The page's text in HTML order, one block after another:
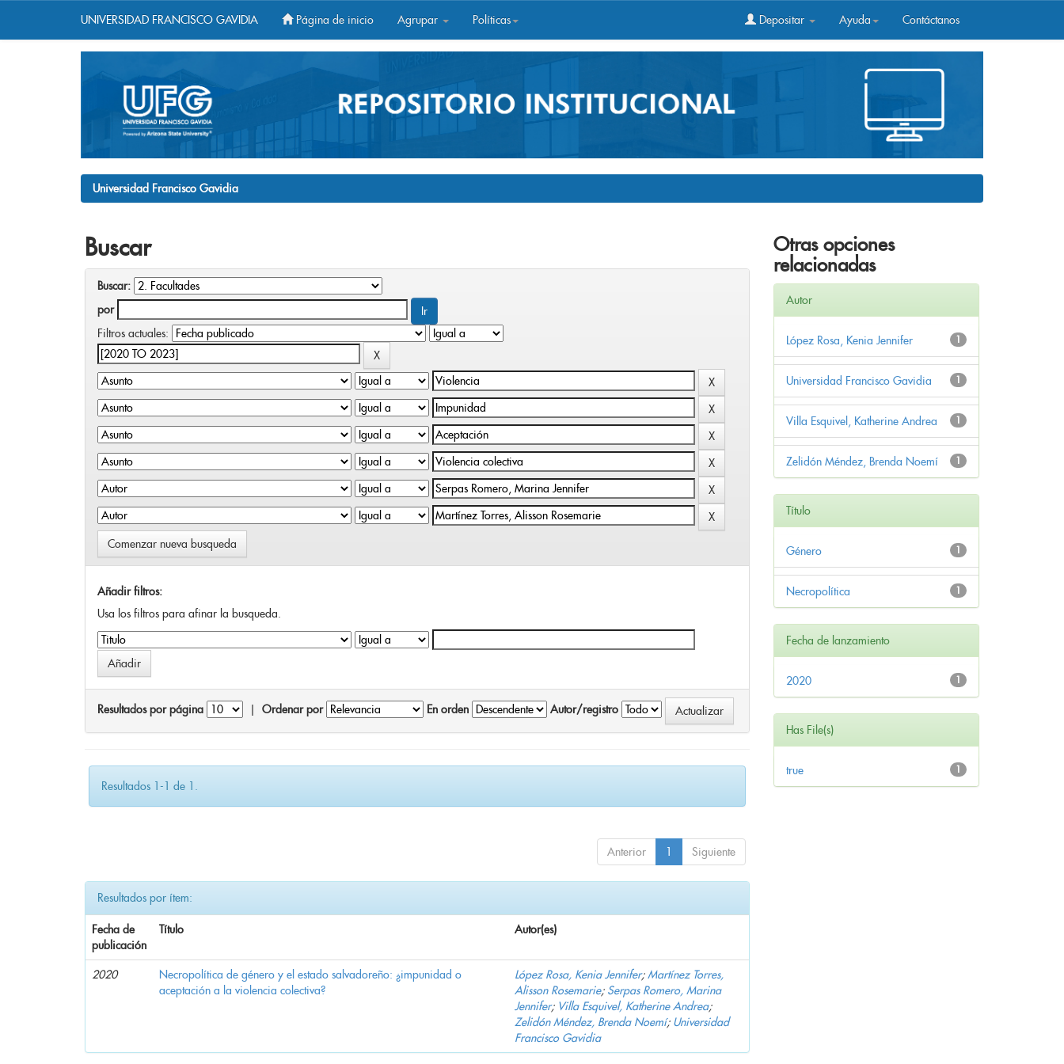
UNIVERSIDAD FRANCISCO GAVIDIA Página de inicio Agrupar Políticas Depositar Ayuda Contáctanos
Universidad Francisco Gavidia
Buscar
Buscar:
por
Filtros actuales:
Comenzar nueva busqueda
Añadir filtros:
Usa los filtros para afinar la busqueda.
Resultados por página Ordenar por En orden Autor/registro
Resultados 1-1 de 1.
Anterior 1 Siguiente
Resultados por ítem:
Fecha de
publicación
Título Autor(es)
2020
Necropolítica de género y el estado salvadoreño: ¿impunidad o
aceptación a la violencia colectiva?
López Rosa, Kenia Jennifer;Martínez Torres,
Alisson Rosemarie; Serpas Romero, Marina
Jennifer; Villa Esquivel, Katherine Andrea;
Zelidón Méndez, Brenda Noemí; Universidad
Francisco Gavidia
Otras opciones
relacionadas
Autor
1
López Rosa, Kenia Jennifer
1
Universidad Francisco Gavidia
1
Villa Esquivel, Katherine Andrea
1
Zelidón Méndez, Brenda Noemí
Título
1
Género
1
Necropolítica
Fecha de lanzamiento
1
2020
Has File(s)
1
true